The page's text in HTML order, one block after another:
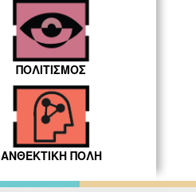
ΠΟΛΙΤΙΣΜΟΣ
ΑΝΘΕΚΤΙΚΗ ΠΟΛΗ